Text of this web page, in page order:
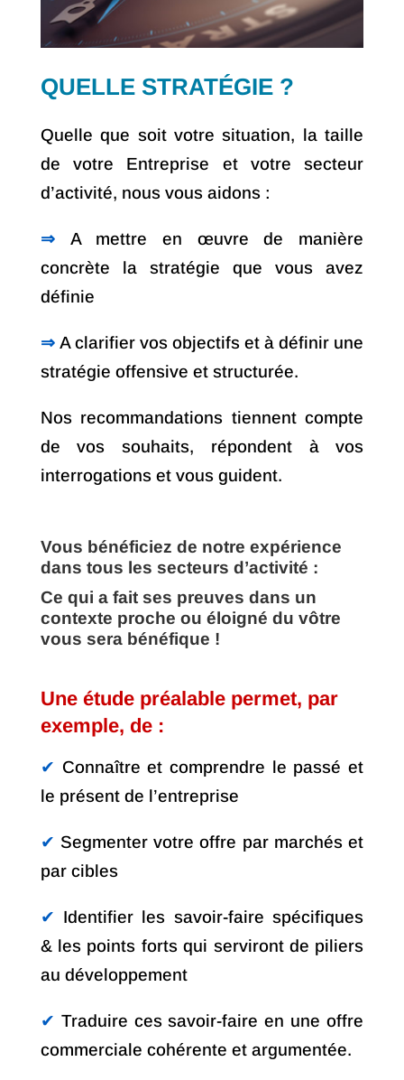
QUELLE STRATÉGIE ?
Quelle que soit votre situation, la taille
de votre Entreprise et votre secteur
d’activité, nous vous aidons :
⇒ A mettre en œuvre de manière
concrète la stratégie que vous avez
définie
⇒ A clarifier vos objectifs et à définir une
stratégie offensive et structurée.
Nos recommandations tiennent compte
de vos souhaits, répondent à vos
interrogations et vous guident.
Vous bénéficiez de notre expérience
dans tous les secteurs d’activité :
Ce qui a fait ses preuves dans un
contexte proche ou éloigné du vôtre
vous sera bénéfique !
Une étude préalable permet, par
exemple, de :
✔︎ Connaître et comprendre le passé et
le présent de l’entreprise
✔︎ Segmenter votre offre par marchés et
par cibles
✔︎ Identifier les savoir-faire spécifiques
& les points forts qui serviront de piliers
au développement
✔︎ Traduire ces savoir-faire en une offre
commerciale cohérente et argumentée.